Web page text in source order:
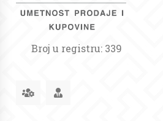
Broj u registru: 339